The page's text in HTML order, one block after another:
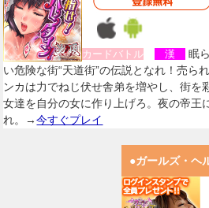
カードバトル 漢
眠
い危険な街“天道街”の伝説となれ！売ら
ンカは力でねじ伏せ舎弟を増やし、街を
女達を自分の女に作り上げろ。夜の帝王
れ。→今すぐプレイ
●ガールズ・ヘ